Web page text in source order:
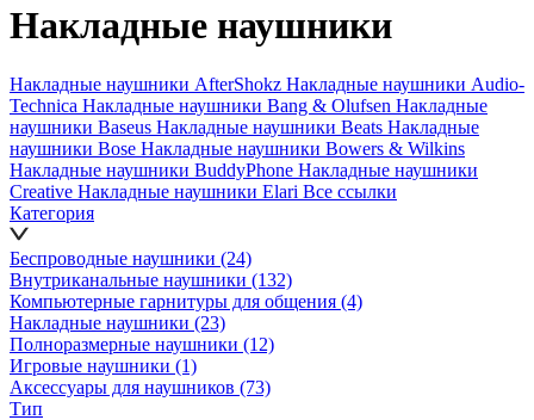
Накладные наушники
Накладные наушники AfterShokz Накладные наушники Audio-
Technica Накладные наушники Bang & Olufsen Накладные
наушники Baseus Накладные наушники Beats Накладные
наушники Bose Накладные наушники Bowers & Wilkins
Накладные наушники BuddyPhone Накладные наушники
Creative Накладные наушники Elari Все ссылки
Категория
Беспроводные наушники (24)
Внутриканальные наушники (132)
Компьютерные гарнитуры для общения (4)
Накладные наушники (23)
Полноразмерные наушники (12)
Игровые наушники (1)
Аксессуары для наушников (73)
Тип